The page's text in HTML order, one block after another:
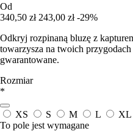
Od
340,50 zł 243,00 zł -29%
Odkryj rozpinaną bluzę z
towarzysza na twoich
gwarantowane.
Rozmiar
*
XS S M L XL
To pole jest wymagane